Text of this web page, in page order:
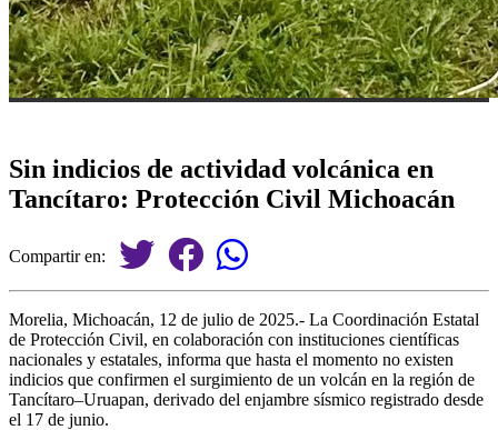
Sin indicios de actividad volcánica en
Tancítaro: Protección Civil Michoacán
Compartir en:
Morelia, Michoacán, 12 de julio de 2025.- La Coordinación Estatal
de Protección Civil, en colaboración con instituciones científicas
nacionales y estatales, informa que hasta el momento no existen
indicios que confirmen el surgimiento de un volcán en la región de
Tancítaro–Uruapan, derivado del enjambre sísmico registrado desde
el 17 de junio.